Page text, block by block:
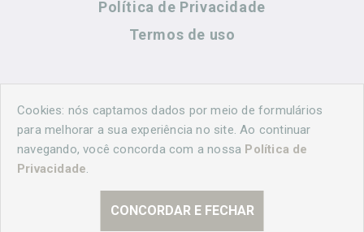
Política de Privacidade
Termos de uso
Contato
(44) 99883-8883
Cookies: nós captamos dados por meio de formulários
para melhorar a sua experiência no site. Ao continuar
navegando, você concorda com a nossa Política de
Privacidade.
CONCORDAR E FECHAR